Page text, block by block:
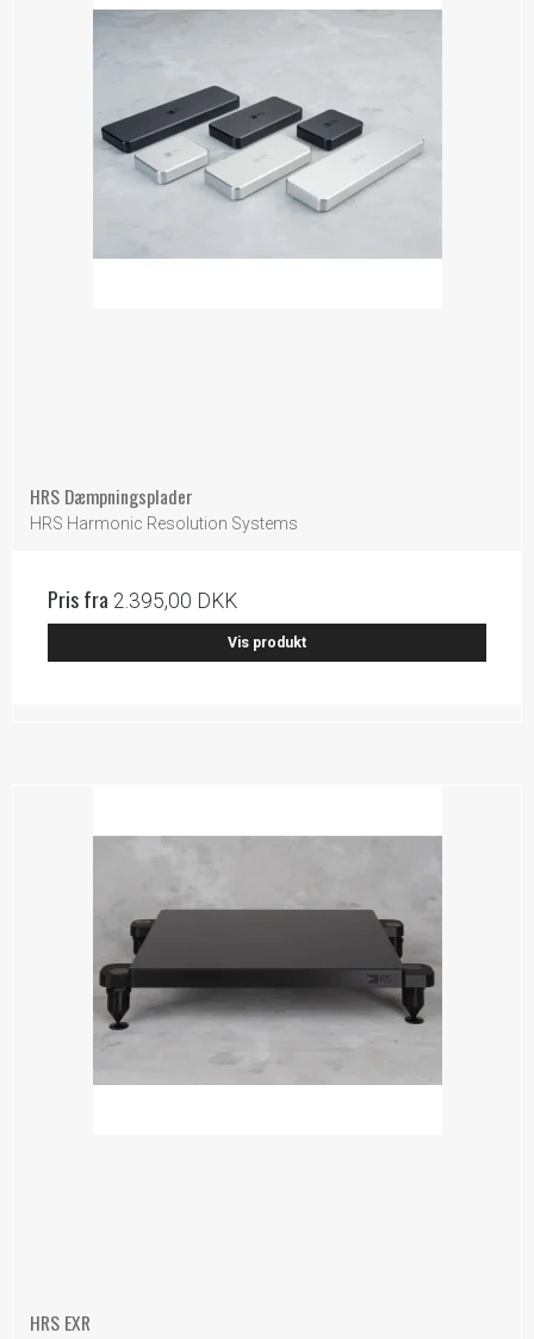
HRS Dæmpningsplader
HRS Harmonic Resolution Systems
Pris fra 2.395,00 DKK
Vis produkt
HRS EXR